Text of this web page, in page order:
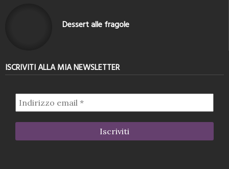
Dessert alle fragole
ISCRIVITI ALLA MIA NEWSLETTER